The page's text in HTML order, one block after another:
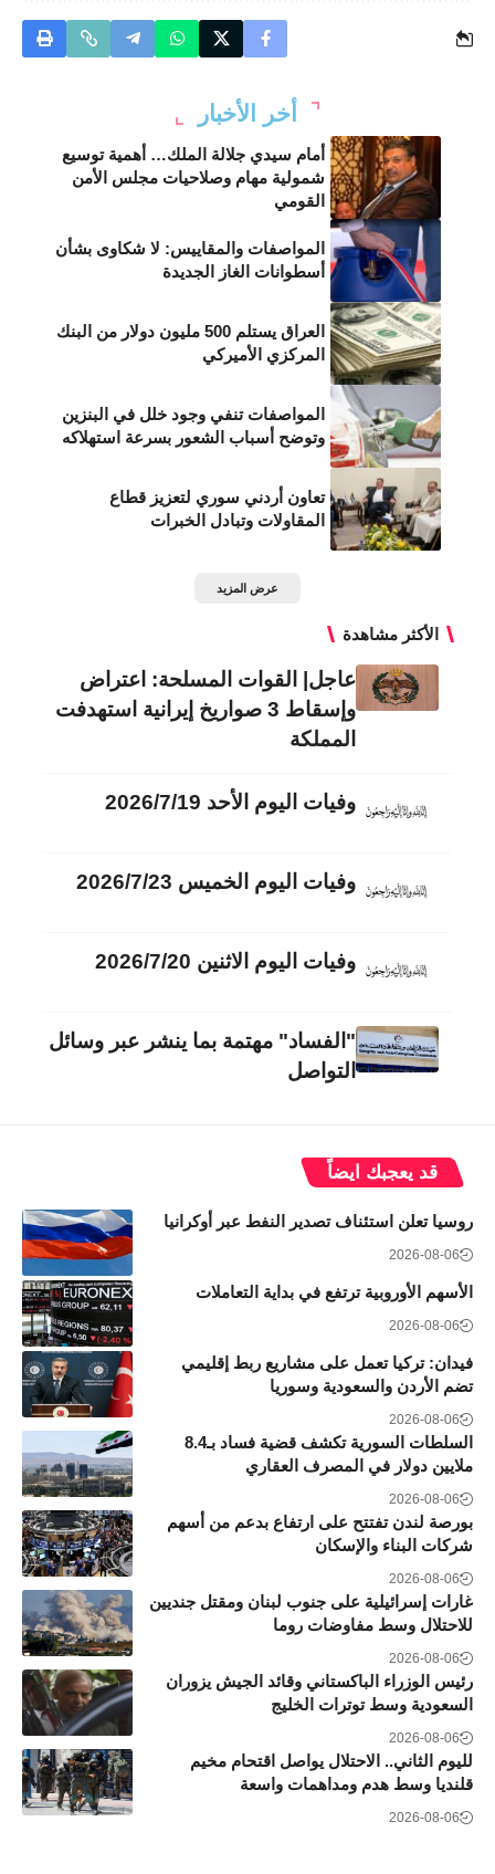
أخر الأخبار
أمام سيدي جلالة الملك… أهمية توسيع
شمولية مهام وصلاحيات مجلس الأمن
القومي
المواصفات والمقاييس: لا شكاوى بشأن
أسطوانات الغاز الجديدة
العراق يستلم 500 مليون دولار من البنك
المركزي الأميركي
المواصفات تنفي وجود خلل في البنزين
وتوضح أسباب الشعور بسرعة استهلاكه
تعاون أردني سوري لتعزيز قطاع
المقاولات وتبادل الخبرات
عرض المزيد
الأكثر مشاهدة
عاجل| القوات المسلحة: اعتراض
وإسقاط 3 صواريخ إيرانية استهدفت
المملكة
وفيات اليوم الأحد 2026/7/19
وفيات اليوم الخميس 2026/7/23
وفيات اليوم الاثنين 2026/7/20
"الفساد" مهتمة بما ينشر عبر وسائل
التواصل
قد يعجبك ايضاً
روسيا تعلن استئناف تصدير النفط عبر أوكرانيا
2026-08-06
الأسهم الأوروبية ترتفع في بداية التعاملات
2026-08-06
فيدان: تركيا تعمل على مشاريع ربط إقليمي
تضم الأردن والسعودية وسوريا
2026-08-06
السلطات السورية تكشف قضية فساد بـ8.4
ملايين دولار في المصرف العقاري
2026-08-06
بورصة لندن تفتتح على ارتفاع بدعم من أسهم
شركات البناء والإسكان
2026-08-06
غارات إسرائيلية على جنوب لبنان ومقتل جنديين
للاحتلال وسط مفاوضات روما
2026-08-06
رئيس الوزراء الباكستاني وقائد الجيش يزوران
السعودية وسط توترات الخليج
2026-08-06
لليوم الثاني.. الاحتلال يواصل اقتحام مخيم
قلنديا وسط هدم ومداهمات واسعة
2026-08-06